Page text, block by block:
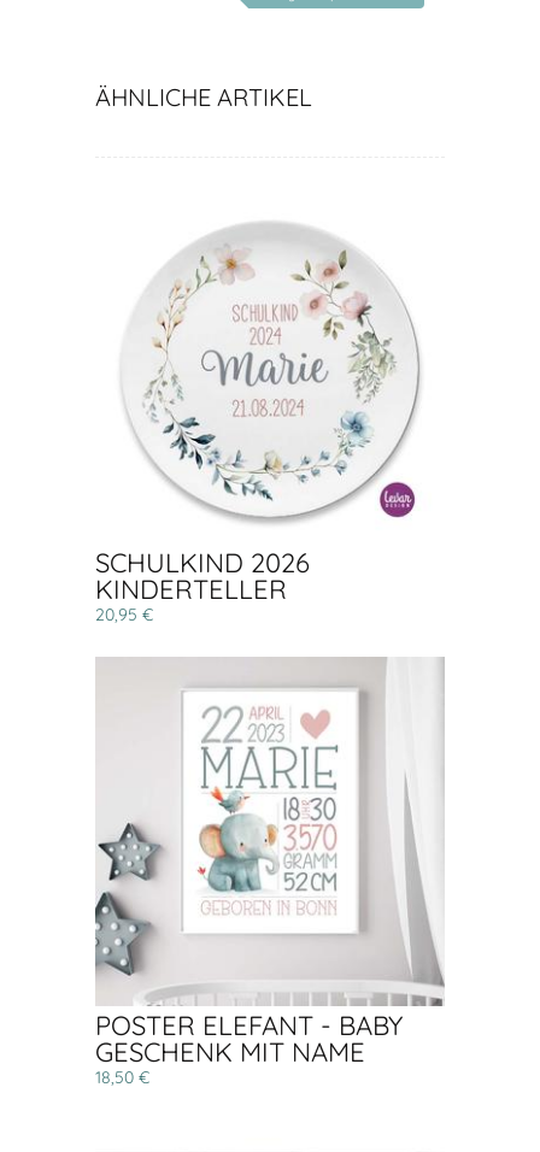
ÄHNLICHE ARTIKEL
SCHULKIND 2026
KINDERTELLER
20,95 €
POSTER ELEFANT - BABY
GESCHENK MIT NAME
18,50 €